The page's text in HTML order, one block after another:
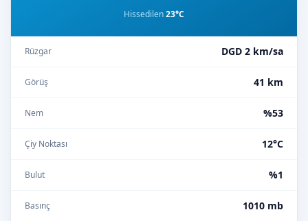
Hissedilen23°C
Rüzgar DGD 2 km/sa
Görüş 41 km
Nem %53
Çiy Noktası 12°C
Bulut %1
Basınç 1010 mb